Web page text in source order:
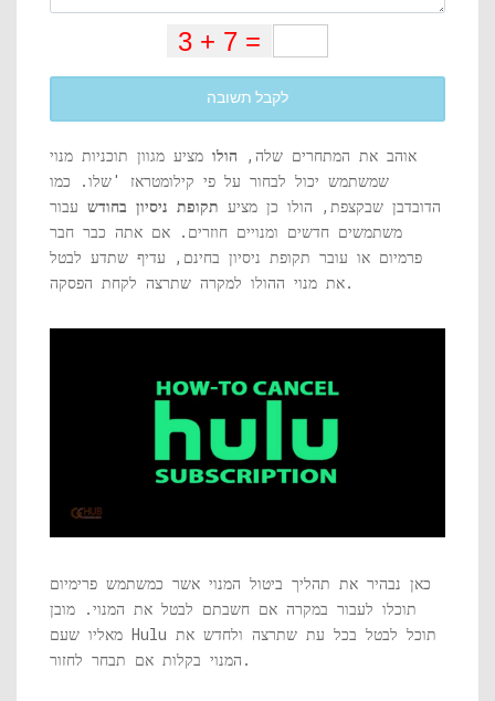
לקבל תשובה
אוהב את המתחרים שלה, הולו מציע מגוון תוכניות מנוי
שמשתמש יכול לבחור על פי קילומטראז 'שלו. כמו
הדובדבן שבקצפת, הולו כן מציע תקופת ניסיון בחודש עבור
משתמשים חדשים ומנויים חוזרים. אם אתה כבר חבר
פרמיום או עובר תקופת ניסיון בחינם, עדיף שתדע לבטל
את מנוי ההולו למקרה שתרצה לקחת הפסקה.
כאן נבהיר את תהליך ביטול המנוי אשר כמשתמש פרימיום
תוכלו לעבור במקרה אם חשבתם לבטל את המנוי. מובן
מאליו שעם Hulu תוכל לבטל בכל עת שתרצה ולחדש את
המנוי בקלות אם תבחר לחזור.